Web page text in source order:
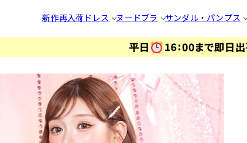
新作再入荷 ドレス ヌードブラ サンダル・パンプス